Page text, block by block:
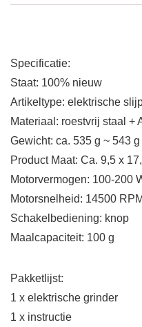
Specificatie:
Staat: 100% nieuw
Artikeltype: elektrische
Materiaal: roestvrij staal +
Gewicht: ca. 535 g ~ 543
Product Maat: Ca. 9,5 x
Motorvermogen: 100-200
Motorsnelheid: 14500 RPM
Schakelbediening: knop
Maalcapaciteit: 100 g
Pakketlijst:
1 x elektrische grinder
1 x instructie